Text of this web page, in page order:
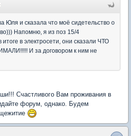
Юля и сказала что моё сидетельство о
Напомню, я из поз 15/4
в электросети, они сказали ЧТО
И за договором к ним не
Счастливого Вам проживания в
форум, однако. Будем